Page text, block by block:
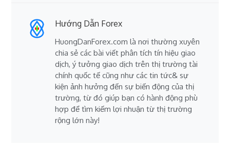
Hướng Dẫn Forex
HuongDanForex.com là nơi thường xuyên
chia sẻ các bài viết phân tích tín hiệu giao
dịch, ý tưởng giao dịch trên thị trường tài
chính quốc tế cũng như các tin tức& sự
kiện ảnh hưởng đến sự biến động của thị
trường, từ đó giúp bạn có hành động phù
hợp để tìm kiếm lợi nhuận từ thị trường
rộng lớn này!